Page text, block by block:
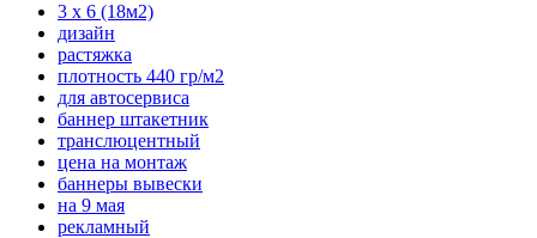
3 х 6 (18м2)
дизайн
растяжка
плотность 440 гр/м2
для автосервиса
баннер штакетник
транслюцентный
цена на монтаж
баннеры вывески
на 9 мая
рекламный